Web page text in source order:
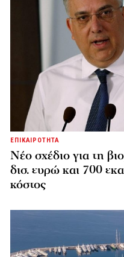
ΕΠΙΚΑΙΡΟΤΗΤΑ
Νέο σχέδιο για τη
δισ. ευρώ και 700
κόστος